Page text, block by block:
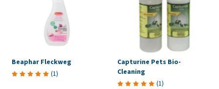
Beaphar Fleckweg
(1)
Capturine Pets Bio-
Cleaning
(1)